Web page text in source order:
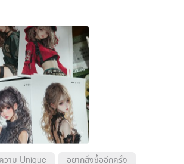
วาม Unique อยากสั่งซื้ออีกครั้ง